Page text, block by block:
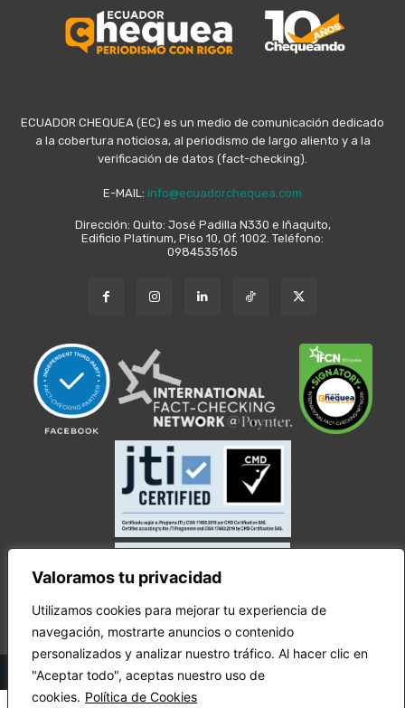
Valoramos tu privacidad
Utilizamos cookies para mejorar tu experiencia de
navegación, mostrarte anuncios o contenido
personalizados y analizar nuestro tráfico. Al hacer clic en
"Aceptar todo", aceptas nuestro uso de
cookies. Política de Cookies
ECUADOR CHEQUEA (EC) es un medio de comunicación dedicado
a la cobertura noticiosa, al periodismo de largo aliento y a la
verificación de datos (fact-checking).
E-MAIL: info@ecuadorchequea.com
Dirección: Quito: José Padilla N330 e Iñaquito,
Edificio Platinum, Piso 10, Of. 1002. Teléfono:
0984535165
© Copyright Ecuador Chequea 2025.